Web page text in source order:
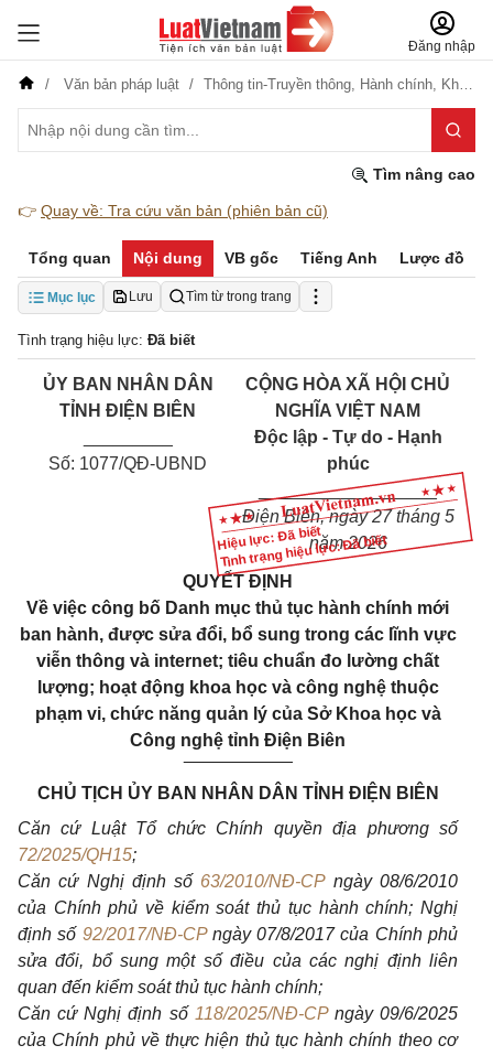
Đăng nhập
Văn bản pháp luật Thông tin-Truyền thông, Hành chính, Khoa học-Công nghệ
Tìm nâng cao
👉 Quay về: Tra cứu văn bản (phiên bản cũ)
Tổng quan Nội dung VB gốc Tiếng Anh Lược đồ
Mục lục Lưu Tìm từ trong trang
Tình trạng hiệu lực: Đã biết
Hiệu lực: Đã biết
Tình trạng hiệu lực: Đã biết
ỦY BAN NHÂN DÂN
TỈNH ĐIỆN BIÊN
Số: 1077/QĐ-UBND
CỘNG HÒA XÃ HỘI CHỦ
NGHĨA VIỆT NAM
Độc lập - Tự do - Hạnh
phúc
__________________
Điện Biên, ngày 27 tháng 5
năm 2026
QUYẾT ĐỊNH
Về việc công bố Danh mục thủ tục hành chính mới
ban hành, được sửa đổi, bổ sung trong các lĩnh vực
viễn thông và internet; tiêu chuẩn đo lường chất
lượng; hoạt động khoa học và công nghệ thuộc
phạm vi, chức năng quản lý của Sở Khoa học và
Công nghệ tỉnh Điện Biên
___________
CHỦ TỊCH ỦY BAN NHÂN DÂN TỈNH ĐIỆN BIÊN
Căn cứ Luật Tổ chức Chính quyền địa phương số
72/2025/QH15;
Căn cứ Nghị định số 63/2010/NĐ-CPngày 08/6/2010
của Chính phủ về kiểm soát thủ tục hành chính; Nghị
định số 92/2017/NĐ-CPngày 07/8/2017 của Chính phủ
sửa đổi, bổ sung một số điều của các nghị định liên
quan đến kiểm soát thủ tục hành chính;
Căn cứ Nghị định số 118/2025/NĐ-CPngày 09/6/2025
của Chính phủ về thực hiện thủ tục hành chính theo cơ